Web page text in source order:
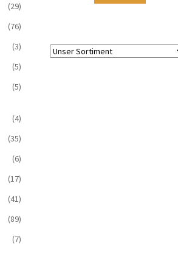
(29)
(76)
(3)
(5)
(5)
(4)
(35)
(6)
(17)
(41)
(89)
(7)